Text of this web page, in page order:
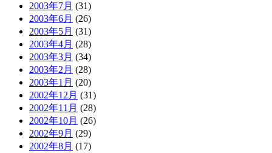
2003年7月 (31)
2003年6月 (26)
2003年5月 (31)
2003年4月 (28)
2003年3月 (34)
2003年2月 (28)
2003年1月 (20)
2002年12月 (31)
2002年11月 (28)
2002年10月 (26)
2002年9月 (29)
2002年8月 (17)